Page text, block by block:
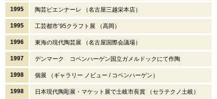
1995 陶芸ビエンナーレ （名古屋三越栄本店）
1995 工芸都市’95クラフト展 （高岡）
1996 東海の現代陶芸展 （名古屋国際会議場）
1997 デンマーク コペンハーゲン国立ガメルドックにて作陶
1998 個展 （ギャラリー ノビュー / コペンハーゲン）
1998 日本現代陶彫展・マケット展で土岐市長賞 （セラテクノ土岐）